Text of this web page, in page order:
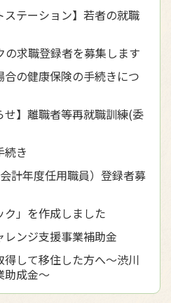
ステーション】若者の就職
求職登録者を募集します
の健康保険の手続きにつ
せ】離職者等再就職訓練(委
続き
計年度任用職員）登録者募
ク」を作成しました
レンジ支援事業補助金
して移住した方へ〜渋川
助成金〜